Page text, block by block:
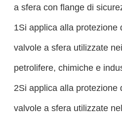
a sfera con flange di
1Si applica alla protezione
valvole a sfera utilizzate
petrolifere, chimiche e
2Si applica alla protezione
valvole a sfera utilizzate